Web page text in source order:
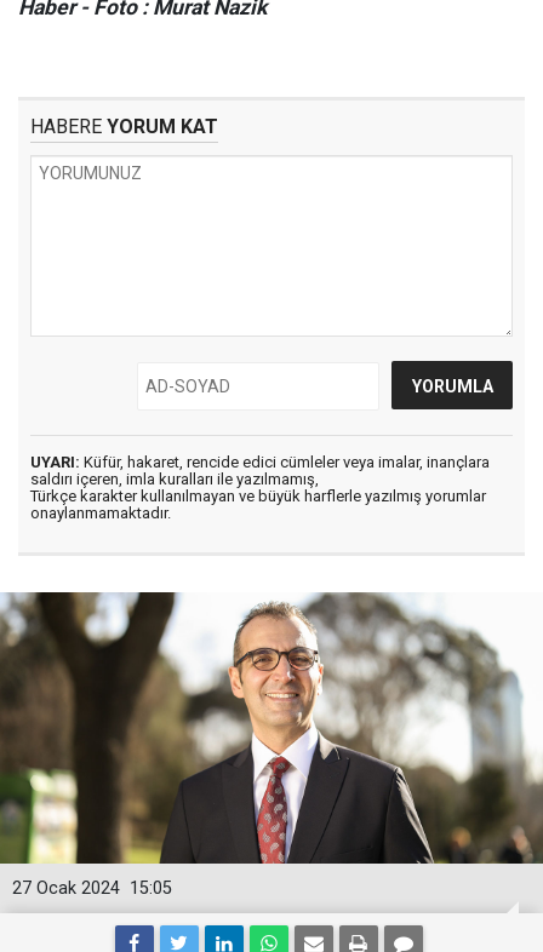
Haber - Foto : Murat Nazik
HABERE YORUM KAT
UYARI: Küfür, hakaret, rencide edici cümleler veya imalar, inançlara
saldırı içeren, imla kuralları ile yazılmamış,
Türkçe karakter kullanılmayan ve büyük harflerle yazılmış yorumlar
onaylanmamaktadır.
15:05
27 Ocak 2024